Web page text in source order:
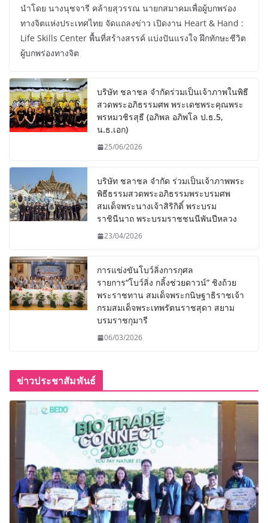
นำโดย นางนุชจารี คล้ายสุวรรณ นายกสมาคมเพื่อผู้บกพร่อง
ทางจิตแห่งประเทศไทย จัดแถลงข่าว เปิดงาน Heart & Hand :
Life Skills Center พื้นที่สร้างสรรค์ แบ่งปันแรงใจ ฝึกทักษะชีวิต
ผู้บกพร่องทางจิต
บริษัท ชลาชล จำกัดร่วมเป็นเจ้าภาพในพิธี
สวดพระอภิธรรมศพ พระเดชพระคุณพระ
พรหมวชิรสุธี (อภิพล อภิพโล ป.ธ.5,
น.ธ.เอก)
25/06/2026
บริษัท ชลาชล จำกัด ร่วมเป็นเจ้าภาพพระ
พิธีธรรมสวดพระอภิธรรมพระบรมศพ
สมเด็จพระนางเจ้าสิริกิติ์ พระบรม
ราชินีนาถ พระบรมราชชนนีพันปีหลวง
23/04/2026
การแข่งขันโบว์ลิ่งการกุศล
รายการ“โบว์ลิ่ง กลิ้งช่วยดาวน์” ชิงถ้วย
พระราชทาน สมเด็จพระกนิษฐาธิราชเจ้า
กรมสมเด็จพระเทพรัตนราชสุดา สยาม
บรมราชกุมารี
06/03/2026
ข่าวประชาสัมพันธ์